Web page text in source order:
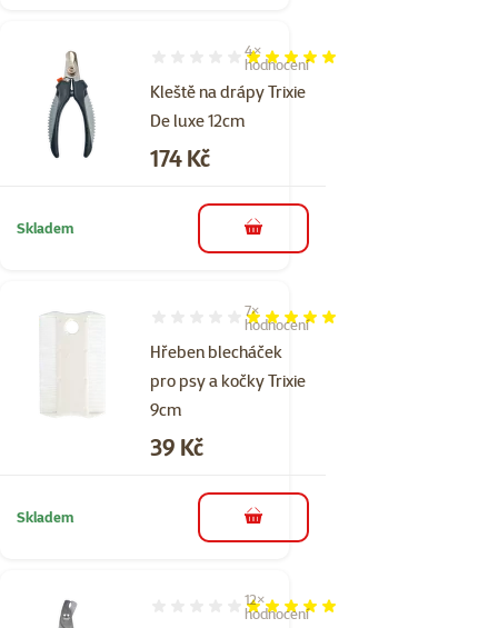
Kleště na drápy Trixie
De luxe 12cm
Hodnocení 100%, počet hodnocení: 4
4×
hodnocení
Cena
174 Kč
Skladem do košíku
Hřeben blecháček
pro psy a kočky Trixie
9cm
Hodnocení 100%, počet hodnocení: 7
7×
hodnocení
Cena
39 Kč
Skladem do košíku
Hodnocení 97%, počet hodnocení: 12
12×
hodnocení